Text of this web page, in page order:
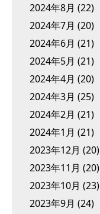
2024年8月 (22)
2024年7月 (20)
2024年6月 (21)
2024年5月 (21)
2024年4月 (20)
2024年3月 (25)
2024年2月 (21)
2024年1月 (21)
2023年12月 (20)
2023年11月 (20)
2023年10月 (23)
2023年9月 (24)